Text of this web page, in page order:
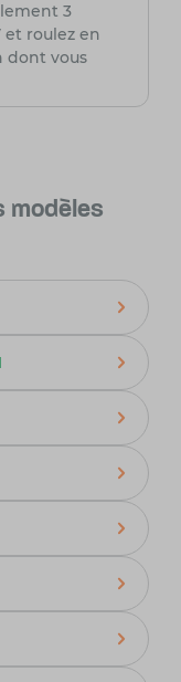
3
et roulez en
dont vous
modèles